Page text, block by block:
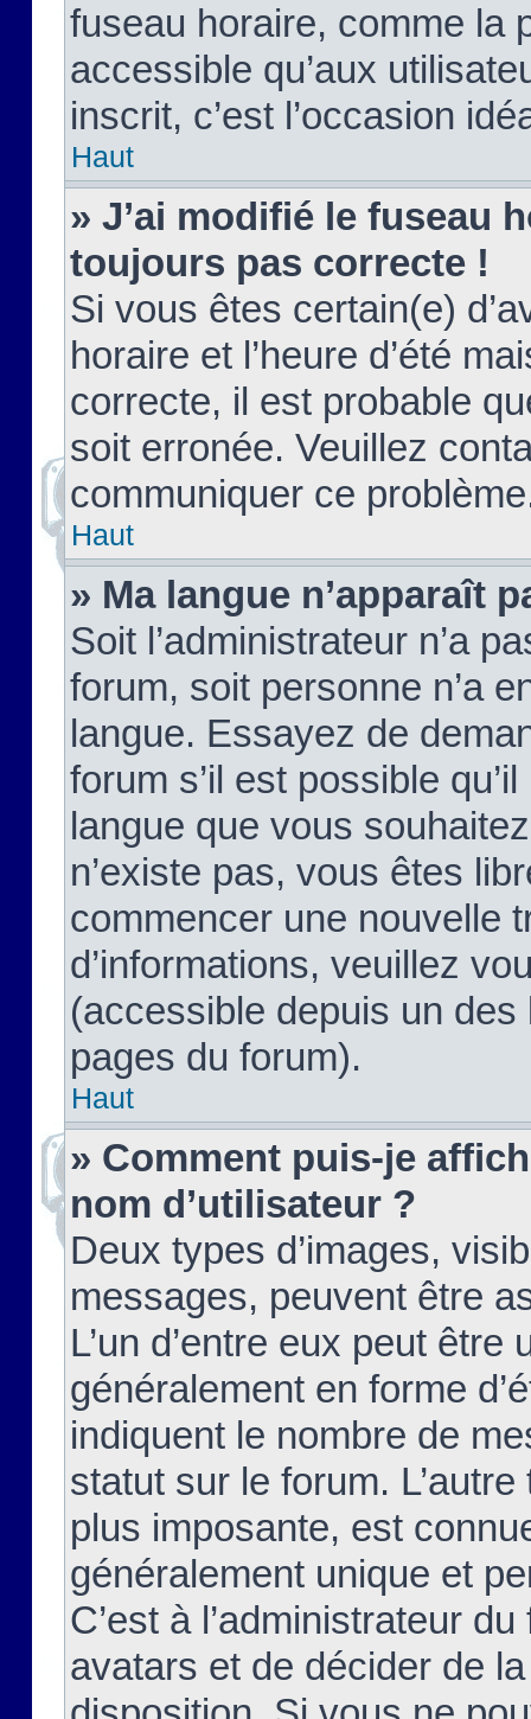
fuseau horaire, comme la
accessible qu’aux
inscrit, c’est l’occasion
Haut
» J’ai modifié le fuseau
toujours pas correcte !
Si vous êtes certain(e)
horaire et l’heure d’été
correcte, il est probable
soit erronée. Veuillez
communiquer ce
Haut
» Ma langue n’apparaît
Soit l’administrateur n’a
forum, soit personne n’a
langue. Essayez de
forum s’il est possible
langue que vous
n’existe pas, vous êtes
commencer une nouvelle
d’informations, veuillez
(accessible depuis un
pages du forum).
Haut
» Comment puis-je
nom d’utilisateur ?
Deux types d’images,
messages, peuvent être
L’un d’entre eux peut
généralement en forme
indiquent le nombre de
statut sur le forum.
plus imposante, est
généralement unique et
C’est à l’administrateur
avatars et de décider de